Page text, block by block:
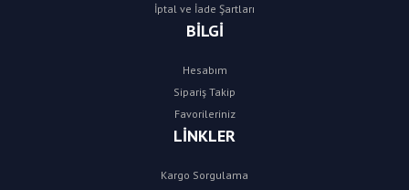
İptal ve İade Şartları
BİLGİ
Hesabım
Sipariş Takip
Favorileriniz
LİNKLER
Kargo Sorgulama